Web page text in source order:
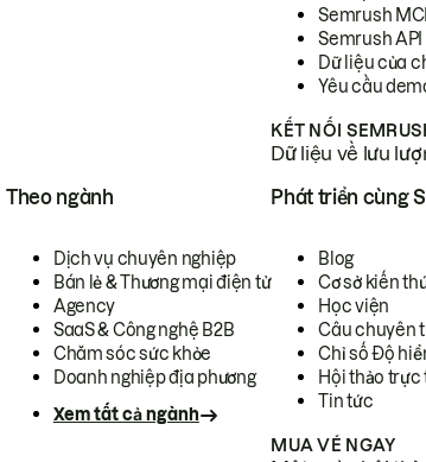
Semrush
Semrush API
Dữ liệu của
Yêu cầu
KẾT NỐI
Dữ liệu về lưu
Theo ngành
Dịch vụ chuyên nghiệp
Bán lẻ & Thương mại điện tử
Agency
SaaS & Công nghệ B2B
Chăm sóc sức khỏe
Doanh nghiệp địa phương
Xem tất cả ngành
Phát triển cùng
Blog
Cơ sở kiến
Học viện
Câu chuyên
Chỉ số Độ
Hội thảo trực
Tin tức
MUA VÉ NGAY